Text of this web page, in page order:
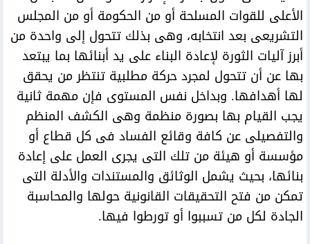
الأعلى للقوات المسلحة أو من الحكومة أو من المجلس
التشريعى بعد انتخابه، وهى بذلك تتحول إلى واحدة من
أبرز آليات الثورة لإعادة البناء على يد أبنائها بما يبتعد
بها عن أن تتحول لمجرد حركة مطلبية تنتظر من يحقق
لها أهدافها. وبداخل نفس المستوى فإن مهمة ثانية
يجب القيام بها بصورة منظمة وهى الكشف المنظم
والتفصيلى عن كافة وقائع الفساد فى كل قطاع أو
مؤسسة أو هيئة من تلك التى يجرى العمل على إعادة
بنائها، بحيث يشمل الوثائق والمستندات والأدلة التى
تمكن من فتح التحقيقات القانونية حولها والمحاسبة
الجادة لكل من تسببوا أو تورطوا فيها.